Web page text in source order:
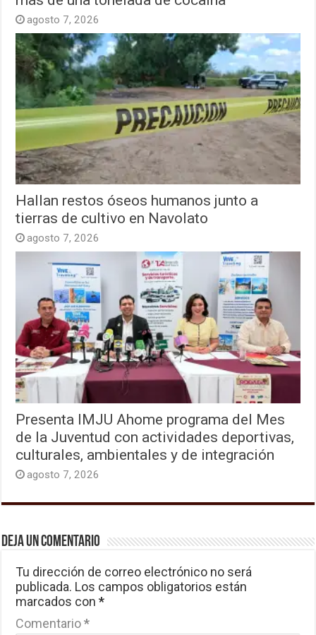
agosto 7, 2026
Hallan restos óseos humanos junto a
tierras de cultivo en Navolato
agosto 7, 2026
Presenta IMJU Ahome programa del Mes
de la Juventud con actividades deportivas,
culturales, ambientales y de integración
agosto 7, 2026
Deja un comentario
Tu dirección de correo electrónico no será
publicada. Los campos obligatorios están
marcados con*
Comentario*